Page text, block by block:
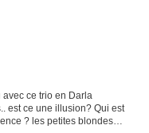
avec ce trio en Darla
est ce une illusion? Qui est
? les petites blondes